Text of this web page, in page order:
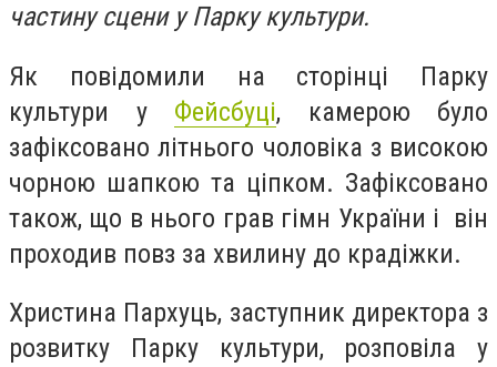
частину сцени у Парку культури.
Як повідомили на сторінці Парку
культури у Фейсбуці, камерою було
зафіксовано літнього чоловіка з високою
чорною шапкою та ціпком. Зафіксовано
також, що в нього грав гімн України і він
проходив повз за хвилину до крадіжки.
Христина Пархуць, заступник директора з
розвитку Парку культури, розповіла у